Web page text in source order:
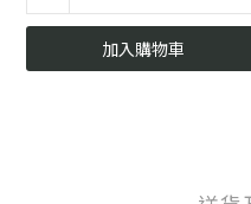
加入購物車